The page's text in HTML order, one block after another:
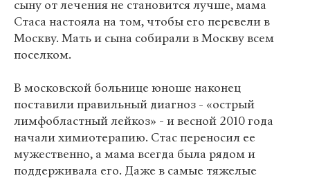
сыну от лечения не становится лучше, мама
Стаса настояла на том, чтобы его перевели в
Москву. Мать и сына собирали в Москву всем
поселком.
В московской больнице юноше наконец
поставили правильный диагноз - «острый
лимфобластный лейкоз» - и весной 2010 года
начали химиотерапию. Стас переносил ее
мужественно, а мама всегда была рядом и
поддерживала его. Даже в самые тяжелые